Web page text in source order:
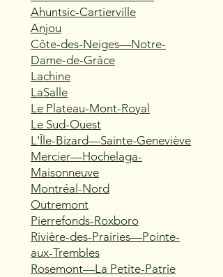
Ahuntsic-Cartierville
Anjou
Côte-des-Neiges—Notre-
Dame-de-Grâce
Lachine
LaSalle
Le Plateau-Mont-Royal
Le Sud-Ouest
L'Île-Bizard—Sainte-Geneviève
Mercier—Hochelaga-
Maisonneuve
Montréal-Nord
Outremont
Pierrefonds-Roxboro
Rivière-des-Prairies—Pointe-
aux-Trembles
Rosemont—La Petite-Patrie